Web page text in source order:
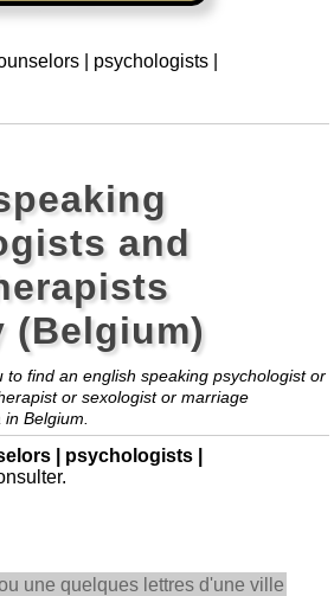
| psychologists |
and
(Belgium)
to find an english speaking psychologist or
or sexologist or marriage
Belgium.
| psychologists |
une quelques lettres d'une ville